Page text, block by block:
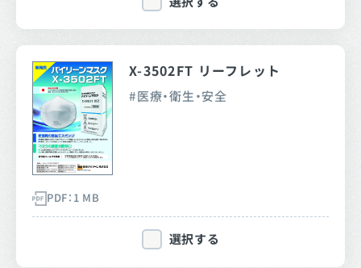
X-3502FT リーフレット
医療・衛生・安全
PDF：1 MB
選択する